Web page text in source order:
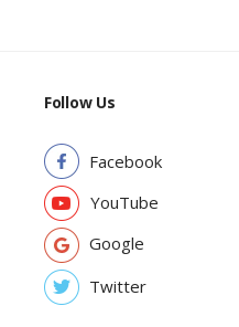
Follow Us
Facebook
YouTube
Google
Twitter